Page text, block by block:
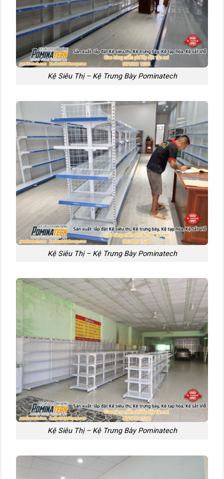
Kệ Siêu Thị – Kệ Trưng Bày Pominatech
Kệ Siêu Thị – Kệ Trưng Bày Pominatech
Kệ Siêu Thị – Kệ Trưng Bày Pominatech